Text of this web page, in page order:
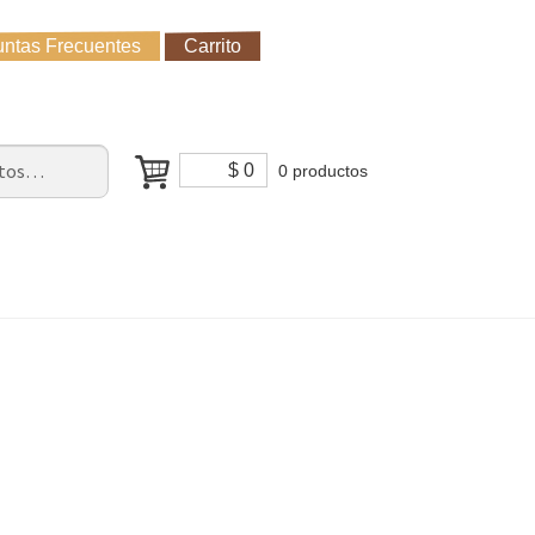
Frecuentes Carrito
Cómo Comprar?
$0 0 productos